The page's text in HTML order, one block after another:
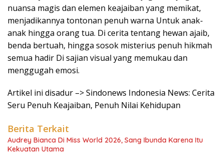
nuansa magis dan elemen keajaiban yang memikat,
menjadikannya tontonan penuh warna Untuk anak-
anak hingga orang tua. Di cerita tentang hewan ajaib,
benda bertuah, hingga sosok misterius penuh hikmah
semua hadir Di sajian visual yang memukau dan
menggugah emosi.
Artikel ini disadur –> Sindonews Indonesia News: Cerita
Seru Penuh Keajaiban, Penuh Nilai Kehidupan
Berita Terkait
Audrey Bianca Di Miss World 2026, Sang Ibunda Karena Itu
Kekuatan Utama